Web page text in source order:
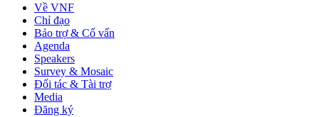
Về VNF
Chỉ đạo
Bảo trợ & Cố vấn
Agenda
Speakers
Survey & Mosaic
Đối tác & Tài trợ
Media
Đăng ký